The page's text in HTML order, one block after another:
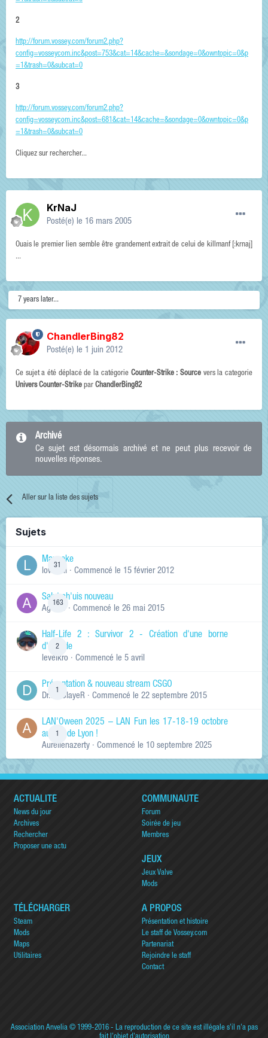
2
http://forum.vossey.com/forum2.php?
config=vosseycom.inc&post=753&cat=14&cache=&sondage=0&owntopic=0&p
=1&trash=0&subcat=0
3
http://forum.vossey.com/forum2.php?
config=vosseycom.inc&post=681&cat=14&cache=&sondage=0&owntopic=0&p
=1&trash=0&subcat=0
Cliquez sur rechercher...
KrNaJ
Posté(e) le 16 mars 2005
Ouais le premier lien semble être grandement extrait de celui de killmanf [:krnaj]
...
7 years later...
ChandlerBing82
Posté(e) le 1 juin 2012
Ce sujet a été déplacé de la catégorie Counter-Strike : Sourcevers la categorie
Univers Counter-Strike par ChandlerBing82
Archivé
Ce sujet est désormais archivé et ne peut plus recevoir de
nouvelles réponses.
Aller sur la liste des sujets
Sujets
31
Manneke
lowskill · Commencé le 15 février 2012
163
Salut ch'uis nouveau
Ag0Nie · Commencé le 26 mai 2015
2
Half-Life 2 : Survivor 2 - Création d'une borne
d'arcade
levelkro · Commencé le 5 avril
Présentation & nouveau stream CSGO
Dr.KinSlayeR · Commencé le 22 septembre 2015
LAN'Oween 2025 – LAN Fun les 17-18-19 octobre
au sud de Lyon !
Aurelienazerty · Commencé le 10 septembre 2025
ACTUALITÉ
News du jour
Archives
Rechercher
Proposer une actu
COMMUNAUTÉ
Forum
Soirée de jeu
Membres
JEUX
Jeux Valve
Mods
TÉLÉCHARGER
Steam
Mods
Maps
Utilitaires
A PROPOS
Présentation et histoire
Le staff de Vossey.com
Partenariat
Rejoindre le staff
Contact
Association Anvelia© 1999-2016 - La reproduction de ce site est illégale s'il n'a pas